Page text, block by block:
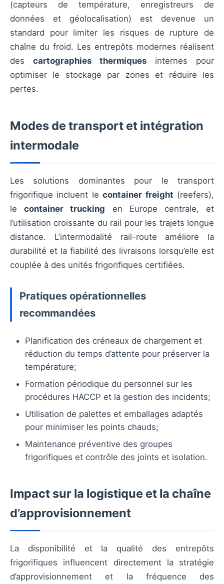
(capteurs de température, enregistreurs de
données et géolocalisation) est devenue un
standard pour limiter les risques de rupture de
chaîne du froid. Les entrepôts modernes réalisent
des cartographies thermiques internes pour
optimiser le stockage par zones et réduire les
pertes.
Modes de transport et intégration
intermodale
Les solutions dominantes pour le transport
frigorifique incluent lecontainer freight (reefers),
lecontainer trucking en Europe centrale, et
l’utilisation croissante du rail pour les trajets longue
distance. L’intermodalité rail-route améliore la
durabilité et la fiabilité des livraisons lorsqu’elle est
couplée à des unités frigorifiques certifiées.
Pratiques opérationnelles
recommandées
Planification des créneaux de chargement et
réduction du temps d’attente pour préserver la
température;
Formation périodique du personnel sur les
procédures HACCP et la gestion des incidents;
Utilisation de palettes et emballages adaptés
pour minimiser les points chauds;
Maintenance préventive des groupes
frigorifiques et contrôle des joints et isolation.
Impact sur la logistique et la chaîne
d’approvisionnement
La disponibilité et la qualité des entrepôts
frigorifiques influencent directement la stratégie
d’approvisionnement et la fréquence des